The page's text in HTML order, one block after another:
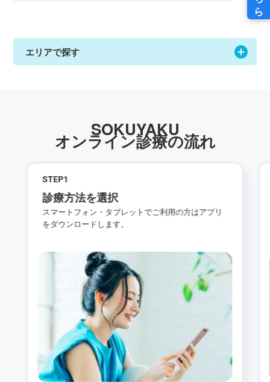
エリアで探す
SOKUYAKU
オンライン診療の流れ
STEP1
診療方法を選択
スマートフォン・タブレットでご利用の方はアプリ
をダウンロードします。